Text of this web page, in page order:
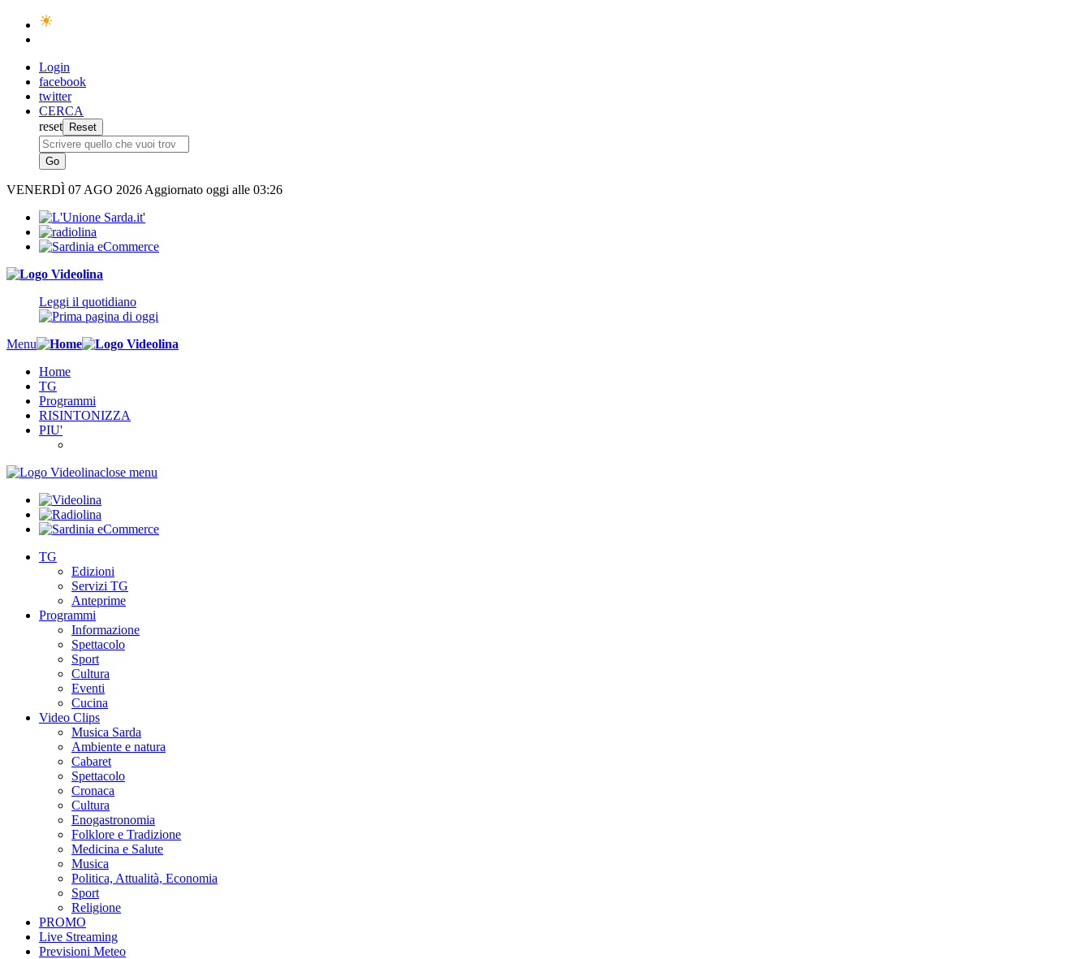
Login
facebook
twitter
CERCA
reset
VENERDÌ 07 AGO 2026 Aggiornato oggi alle 03:26
Leggi il quotidiano
Menu
Home
TG
Programmi
RISINTONIZZA
PIU'
close menu
TG
Edizioni
Servizi TG
Anteprime
Programmi
Informazione
Spettacolo
Sport
Cultura
Eventi
Cucina
Video Clips
Musica Sarda
Ambiente e natura
Cabaret
Spettacolo
Cronaca
Cultura
Enogastronomia
Folklore e Tradizione
Medicina e Salute
Musica
Politica, Attualità, Economia
Sport
Religione
PROMO
Live Streaming
Previsioni Meteo